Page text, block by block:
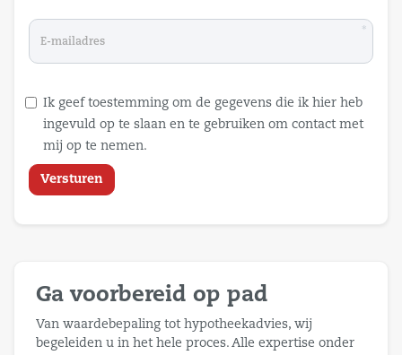
*
Ik geef toestemming om de gegevens die ik hier heb
ingevuld op te slaan en te gebruiken om contact met
mij op te nemen.
Ga voorbereid op pad
Van waardebepaling tot hypotheekadvies, wij
begeleiden u in het hele proces. Alle expertise onder